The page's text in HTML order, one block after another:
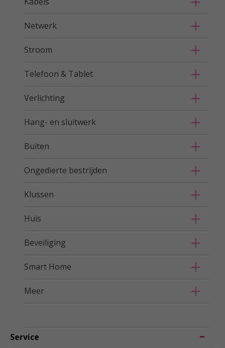
Netwerk
Stroom
Telefoon & Tablet
Verlichting
Hang- en sluitwerk
Buiten
Ongedierte bestrijden
Klussen
Huis
Beveiliging
Smart Home
Meer
Service